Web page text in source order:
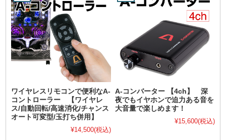
ワイヤレスリモコンで便利なA-
コントローラー 【ワイヤレ
ス/自動回転/高速消化/チャンス
オート可変型/玉打ち併用】
¥14,500(税込)
A-コンバーター 【4ch】 深
夜でもイヤホンで迫力ある音を
大音量で楽しめます！
¥15,600(税込)